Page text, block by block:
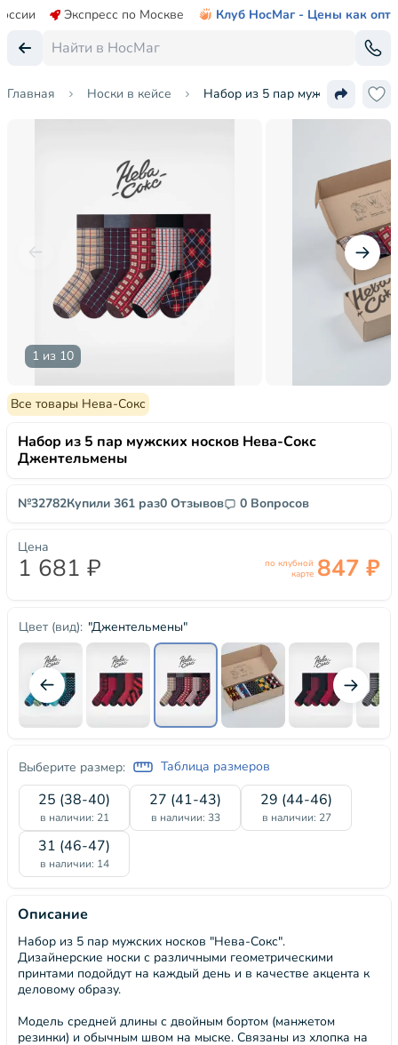
Экспресс по Москве Клуб НосМаг - Цены как опт
Главная Носки в кейсе Набор из 5 пар мужских
1 из 10
Все товары Нева-Сокс
Набор из 5 пар мужских носков Нева-Сокс
Джентельмены
№32782Купили 361 раз0 Отзывов 0 Вопросов
Цвет (вид): "Джентельмены"
Выберите размер: Таблица размеров
25 (38-40)
в наличии: 21
27 (41-43)
в наличии: 33
29 (44-46)
в наличии: 27
31 (46-47)
в наличии: 14
Цена
1 681 ₽
по клубной
карте 847 ₽
Описание
Набор из 5 пар мужских носков "Нева-Сокс".
Дизайнерские носки с различными геометрическими
принтами подойдут на каждый день и в качестве акцента к
деловому образу.
Модель средней длины с двойным бортом (манжетом
резинки) и обычным швом на мыске. Связаны из хлопка на